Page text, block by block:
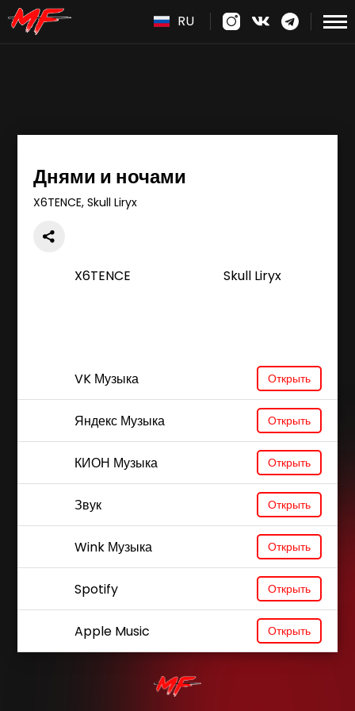
RU
Днями и ночами
X6TENCE, Skull Liryx
X6TENCE Skull Liryx
VK Музыка Открыть
Яндекс Музыка Открыть
КИОН Музыка Открыть
Звук Открыть
Wink Музыка Открыть
Spotify Открыть
Apple Music Открыть